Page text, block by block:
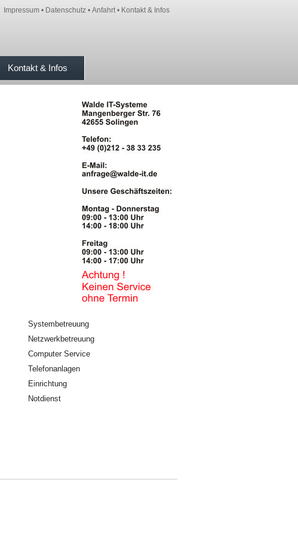
Impressum • Datenschutz • Anfahrt• Kontakt & Infos
Kontakt & Infos
Systembetreuung
Netzwerkbetreuung
Computer Service
Telefonanlagen
Einrichtung
Notdienst